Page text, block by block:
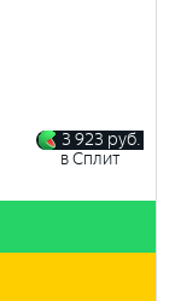
3 923 руб.
в Сплит